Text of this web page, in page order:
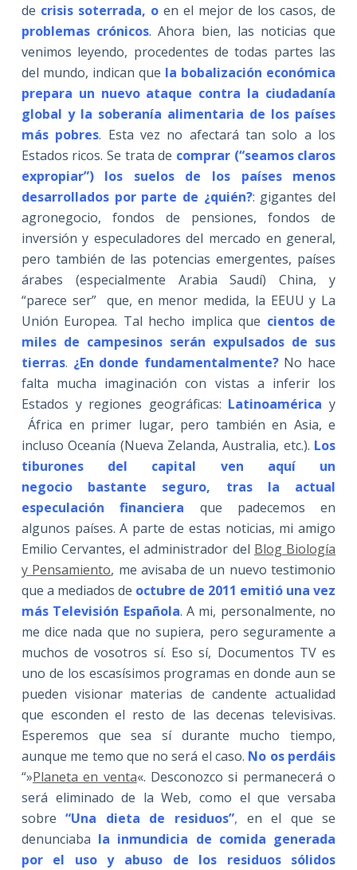
de crisis soterrada, oen el mejor de los casos, de
problemas crónicos. Ahora bien, las noticias que
venimos leyendo, procedentes de todas partes las
del mundo, indican que la bobalización económica
prepara un nuevo ataque contra la ciudadanía
global y la soberanía alimentaria de los países
más pobres. Esta vez no afectará tan solo a los
Estados ricos. Se trata de comprar (“seamos claros
expropiar”) los suelos de los países menos
desarrollados por parte de ¿quién?: gigantes del
agronegocio, fondos de pensiones, fondos de
inversión y especuladores del mercado en general,
pero también de las potencias emergentes, países
árabes (especialmente Arabia Saudí) China, y
“parece ser” que, en menor medida, la EEUU y La
Unión Europea. Tal hecho implica que cientos de
miles de campesinos serán expulsados de sus
tierras. ¿En donde fundamentalmente?No hace
falta mucha imaginación con vistas a inferir los
Estados y regiones geográficas: Latinoamérica y
África en primer lugar, pero también en Asia, e
incluso Oceanía (Nueva Zelanda, Australia, etc.). Los
tiburones del capital ven aquí un
negocio bastante seguro, tras la actual
especulación financiera que padecemos en
algunos países. A parte de estas noticias, mi amigo
Emilio Cervantes, el administrador del Blog Biología
y Pensamiento, me avisaba de un nuevo testimonio
que a mediados de octubre de 2011 emitió una vez
más Televisión Española. A mi, personalmente, no
me dice nada que no supiera, pero seguramente a
muchos de vosotros sí. Eso sí, Documentos TV es
uno de los escasísimos programas en donde aun se
pueden visionar materias de candente actualidad
que esconden el resto de las decenas televisivas.
Esperemos que sea sí durante mucho tiempo,
aunque me temo que no será el caso. No os perdáis
“»Planeta en venta«. Desconozco si permanecerá o
será eliminado de la Web, como el que versaba
sobre“Una dieta de residuos”, en el que se
denunciaba la inmundicia de comida generada
por el uso y abuso de los residuos sólidos